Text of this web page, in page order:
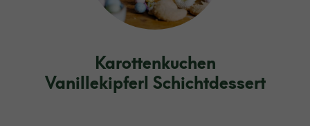
Karottenkuchen
Vanillekipferl Schichtdessert